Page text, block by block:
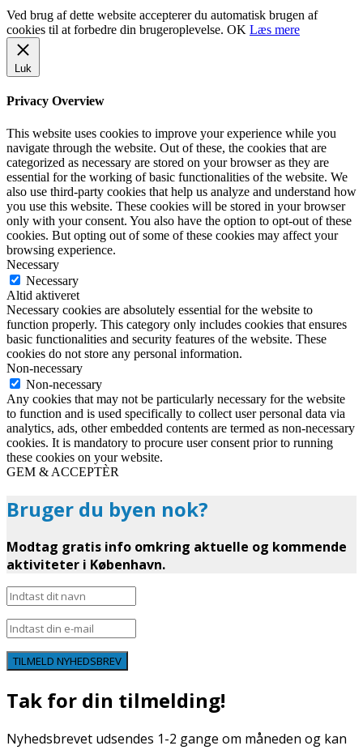
Ved brug af dette website accepterer du automatisk brugen af
cookies til at forbedre din brugeroplevelse. OK Læs mere
Luk
Privacy Overview
This website uses cookies to improve your experience while you
navigate through the website. Out of these, the cookies that are
categorized as necessary are stored on your browser as they are
essential for the working of basic functionalities of the website. We
also use third-party cookies that help us analyze and understand how
you use this website. These cookies will be stored in your browser
only with your consent. You also have the option to opt-out of these
cookies. But opting out of some of these cookies may affect your
browsing experience.
Necessary
Necessary
Altid aktiveret
Necessary cookies are absolutely essential for the website to
function properly. This category only includes cookies that ensures
basic functionalities and security features of the website. These
cookies do not store any personal information.
Non-necessary
Non-necessary
Any cookies that may not be particularly necessary for the website
to function and is used specifically to collect user personal data via
analytics, ads, other embedded contents are termed as non-necessary
cookies. It is mandatory to procure user consent prior to running
these cookies on your website.
GEM & ACCEPTÈR
Bruger du byen nok?
Modtag gratis info omkring aktuelle og kommende
aktiviteter i København.
TILMELD NYHEDSBREV
Tak for din tilmelding!
Nyhedsbrevet udsendes 1-2 gange om måneden og kan